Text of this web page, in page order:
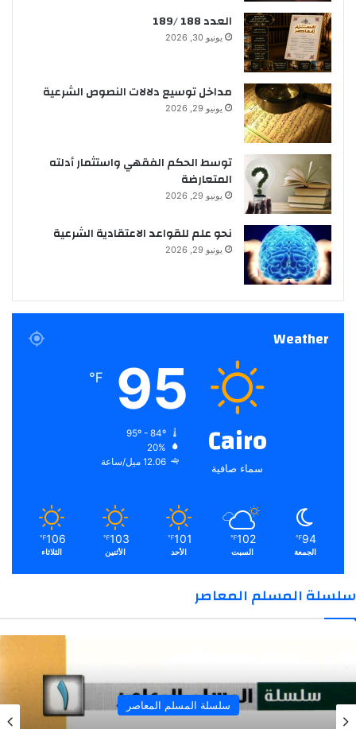
العدد 188 /189
يونيو 30, 2026
مداخل توسيع دلالات النصوص الشرعية
يونيو 29, 2026
توسط الحكم الفقهي واستثمار أدلته
المتعارضة
يونيو 29, 2026
نحو علم للقواعد الاعتقادية الشرعية
يونيو 29, 2026
Weather
Cairo
سماء صافية
95
℉
20%
12.06 ميل/ساعة
94
℉
الجمعة
102
℉
السبت
101
℉
الأحد
103
℉
الأثنين
106
℉
الثلاثاء
سلسلة المسلم المعاصر
سلسلة المسلم المعاصر